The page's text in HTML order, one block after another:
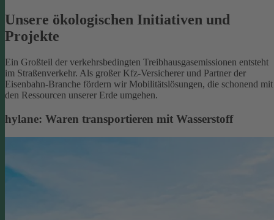
Unsere ökologischen Initiativen und
Projekte
Ein Großteil der verkehrsbedingten Treibhausgasemissionen entsteht
im Straßenverkehr. Als großer Kfz-Versicherer und Partner der
Eisenbahn-Branche fördern wir Mobilitätslösungen, die schonend mit
den Ressourcen unserer Erde umgehen.
hylane: Waren transportieren mit Wasserstoff